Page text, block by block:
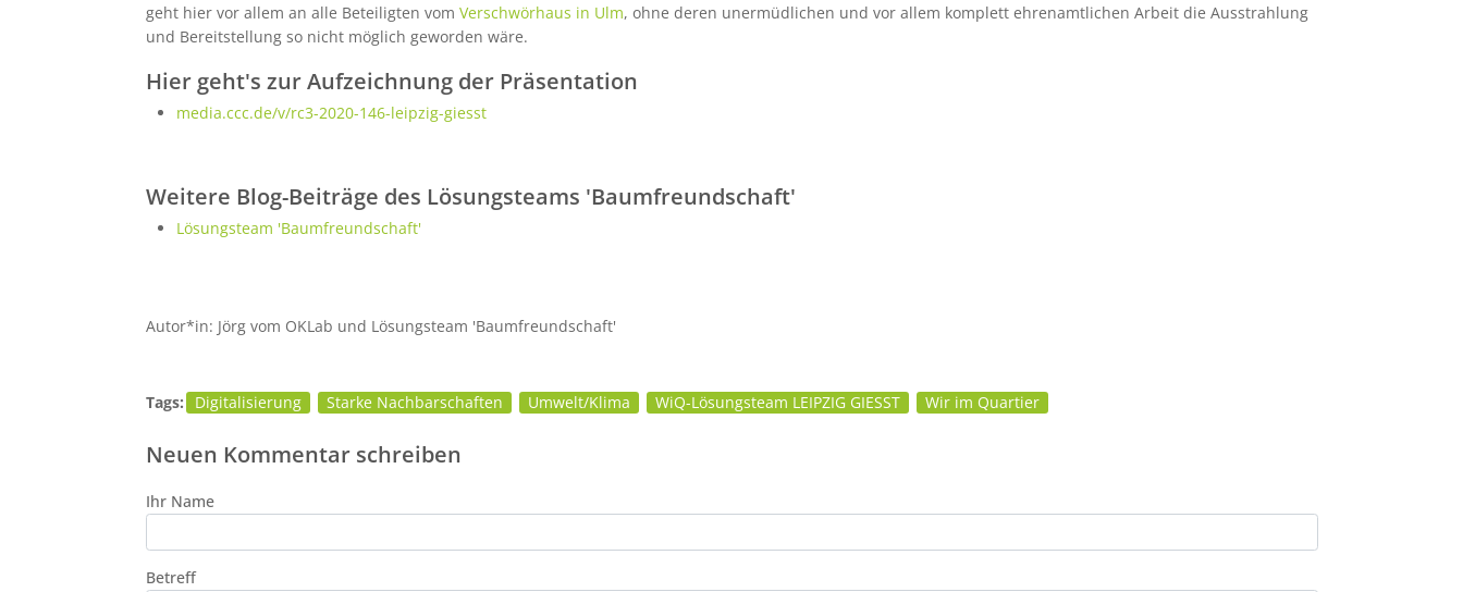
geht hier vor allem an alle Beteiligten vom Verschwörhaus in Ulm, ohne deren unermüdlichen und vor allem komplett ehrenamtlichen Arbeit die Ausstrahlung
und Bereitstellung so nicht möglich geworden wäre.
Hier geht's zur Aufzeichnung der Präsentation
media.ccc.de/v/rc3-2020-146-leipzig-giesst
Weitere Blog-Beiträge des Lösungsteams 'Baumfreundschaft'
Lösungsteam 'Baumfreundschaft'
Autor*in: Jörg vom OKLab und Lösungsteam 'Baumfreundschaft'
Tags: Digitalisierung Starke Nachbarschaften Umwelt/Klima WiQ-Lösungsteam LEIPZIG GIESST Wir im Quartier
Neuen Kommentar schreiben
Ihr Name
Betreff